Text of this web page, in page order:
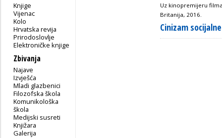
Knjige
Vijenac
Kolo
Hrvatska revija
Prirodoslovlje
Elektroničke knjige
Zbivanja
Najave
Izvješća
Mladi glazbenici
Filozofska škola
Komunikološka
škola
Medijski susreti
Knjižara
Galerija
Uz kinopremijeru
Britanija, 2016.
Cinizam